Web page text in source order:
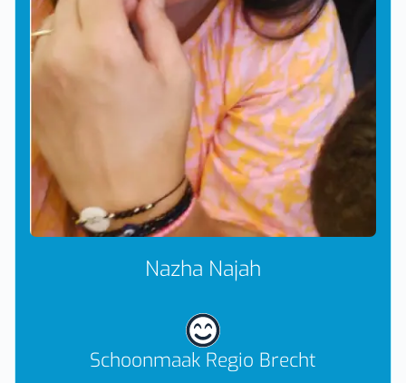
Nazha Najah
Schoonmaak Regio Brecht